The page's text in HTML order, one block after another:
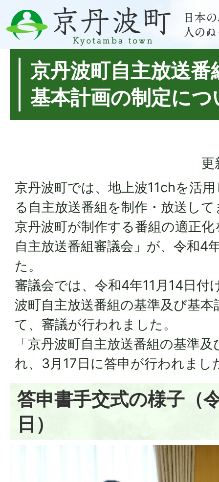
京丹波町自主放送番
基本計画の制定につ
更
京丹波町では、地上波11chを活
る自主放送番組を制作・放送し
京丹波町が制作する番組の適正
自主放送番組審議会」が、令和4
た。
審議会では、令和4年11月14日付
波町自主放送番組の基準及び基
て、審議が行われました。
「京丹波町自主放送番組の基準
れ、3月17日に答申が行われまし
答申書手交式の様子（
日）